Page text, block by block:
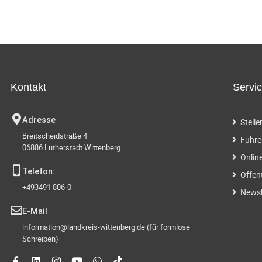
Kontakt
Adresse
Breitscheidstraße 4
06886 Lutherstadt Wittenberg
Telefon:
+493491 806-0
E-Mail
information@landkreis-wittenberg.de (für formlose
Schreiben)